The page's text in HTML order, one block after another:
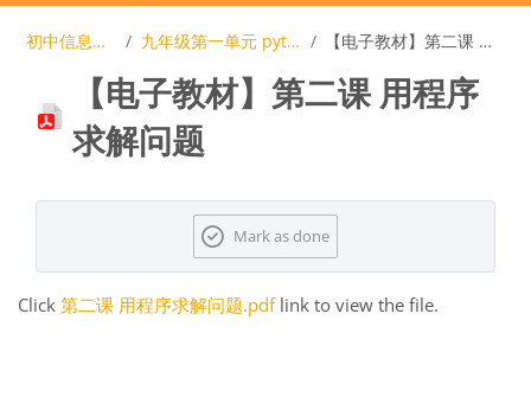
初中信息技术课程 九年级第一单元 python程序设计 【电子教材】第二课 用程序求解问题
【电子教材】第二课 用程序
求解问题
Completion requirements
Mark as done
Click 第二课 用程序求解问题.pdflink to view the file.